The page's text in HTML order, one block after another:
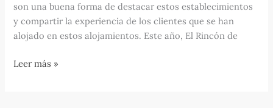
son una buena forma de destacar estos establecimientos
y compartir la experiencia de los clientes que se han
alojado en estos alojamientos. Este año, El Rincón de
Leer más »